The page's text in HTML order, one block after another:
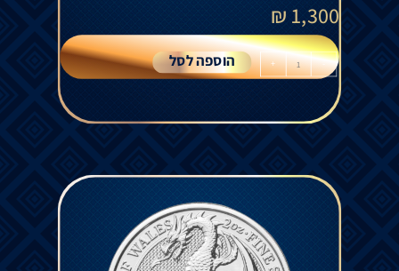
1,300
₪
-
+ הוספה לסל